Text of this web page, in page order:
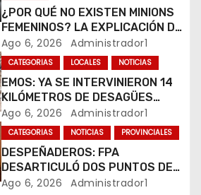
¿POR QUÉ NO EXISTEN MINIONS
FEMENINOS? LA EXPLICACIÓN DE
SU CREADOR QUE VOLVIÓ A
VIRALIZARSE
Ago 6, 2026 Administrador1
CATEGORIAS LOCALES NOTICIAS
EMOS: YA SE INTERVINIERON 14
KILÓMETROS DE DESAGÜES
PLUVIALES
Ago 6, 2026 Administrador1
CATEGORIAS NOTICIAS PROVINCIALES
DESPEÑADEROS: FPA
DESARTICULÓ DOS PUNTOS DE
VENTA DE DROGAS. TRES
Ago 6, 2026 Administrador1